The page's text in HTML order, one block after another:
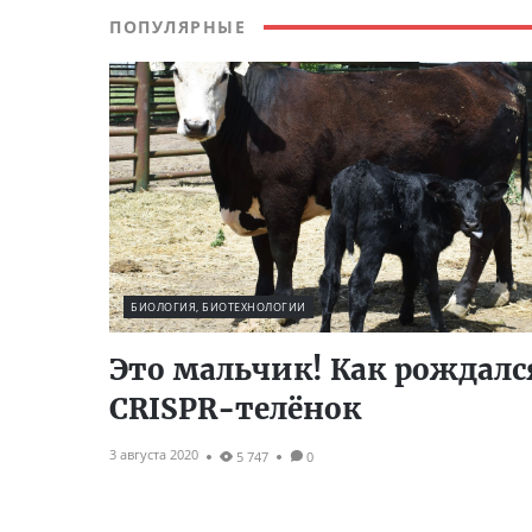
ПОПУЛЯРНЫЕ
БИОЛОГИЯ, БИОТЕХНОЛОГИИ
Это мальчик! Как
CRISPR-телёнок
3 августа 2020 5 747 0